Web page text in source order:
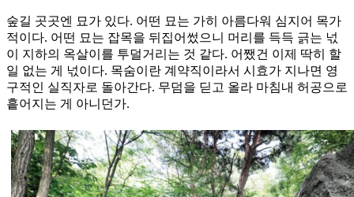
숲길 곳곳엔 묘가 있다. 어떤 묘는 가히 아름다워 심지어 목가
적이다. 어떤 묘는 잡목을 뒤집어썼으니 머리를 득득 긁는 넋
이 지하의 옥살이를 투덜거리는 것 같다. 어쨌건 이제 딱히 할
일 없는 게 넋이다. 목숨이란 계약직이라서 시효가 지나면 영
구적인 실직자로 돌아간다. 무덤을 딛고 올라 마침내 허공으로
흩어지는 게 아니던가.